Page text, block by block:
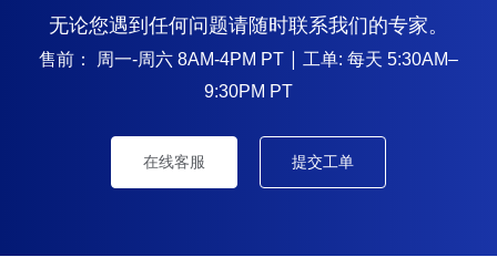
无论您遇到任何问题请随时联系我们的专家。
售前： 周一-周六 8AM-4PM PT | 工单: 每天 5:30AM–
9:30PM PT
在线客服 提交工单